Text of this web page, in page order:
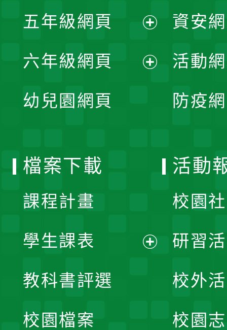
單
選
單
開
選
五年級網頁
開
六年級網頁
幼兒園網頁
資安
活動
防疫
檔案下載
課程計畫
學生課表
教科書評選
校園檔案
活動
校園
研習
校外
校園